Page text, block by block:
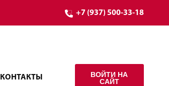
+7 (937) 500-33-18
КОНТАКТЫ
ВОЙТИ НА
САЙТ